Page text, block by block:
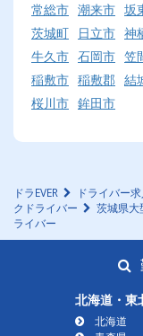
常総市 潮来市 坂
茨城町
日立市 神
牛久市 石岡市 笠
稲敷市 稲敷郡 結
桜川市 鉾田市
ドラEVER ドライバー求
クドライバー
茨城県大
ライバー
北海道・東
北海道